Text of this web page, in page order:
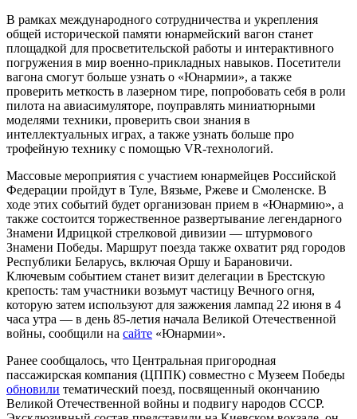
В рамках международного сотрудничества и укрепления
общей исторической памяти юнармейский вагон станет
площадкой для просветительской работы и интерактивного
погружения в мир военно‑прикладных навыков. Посетители
вагона смогут больше узнать о «Юнармии», а также
проверить меткость в лазерном тире, попробовать себя в роли
пилота на авиасимуляторе, поуправлять миниатюрными
моделями техники, проверить свои знания в
интеллектуальных играх, а также узнать больше про
трофейную технику с помощью VR-технологий.
Массовые мероприятия с участием юнармейцев Российской
Федерации пройдут в Туле, Вязьме, Ржеве и Смоленске. В
ходе этих событий будет организован прием в «Юнармию», а
также состоится торжественное развертывание легендарного
Знамени Идрицкой стрелковой дивизии — штурмового
Знамени Победы. Маршрут поезда также охватит ряд городов
Республики Беларусь, включая Оршу и Барановичи.
Ключевым событием станет визит делегации в Брестскую
крепость: там участники возьмут частицу Вечного огня,
которую затем используют для зажжения лампад 22 июня в 4
часа утра — в день 85‑летия начала Великой Отечественной
войны, сообщили на сайте «Юнармии».
Ранее сообщалось, что Центральная пригородная
пассажирская компания (ЦППК) совместно с Музеем Победы
обновили тематический поезд, посвященный окончанию
Великой Отечественной войны и подвигу народов СССР.